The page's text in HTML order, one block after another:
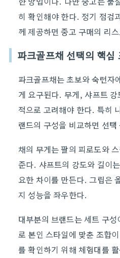
히 확인해야 한다. 정기 점검
께 제공하면 중고 구매의 리
파크골프채 선택의 핵심
파크골프채는 초보와 숙련자
게 요구된다. 무게, 샤프트
적으로 고려해야 한다. 특히
랜드의 구성을 비교하면 선
채의 무게는 팔의 피로도와
준다. 샤프트의 강도와 길이
요한 차이를 만든다. 그립은
지 성능을 좌우한다.
대부분의 브랜드는 세트 구
로 본인 스타일에 맞춘 조합
를 확인하기 위해 체험대를